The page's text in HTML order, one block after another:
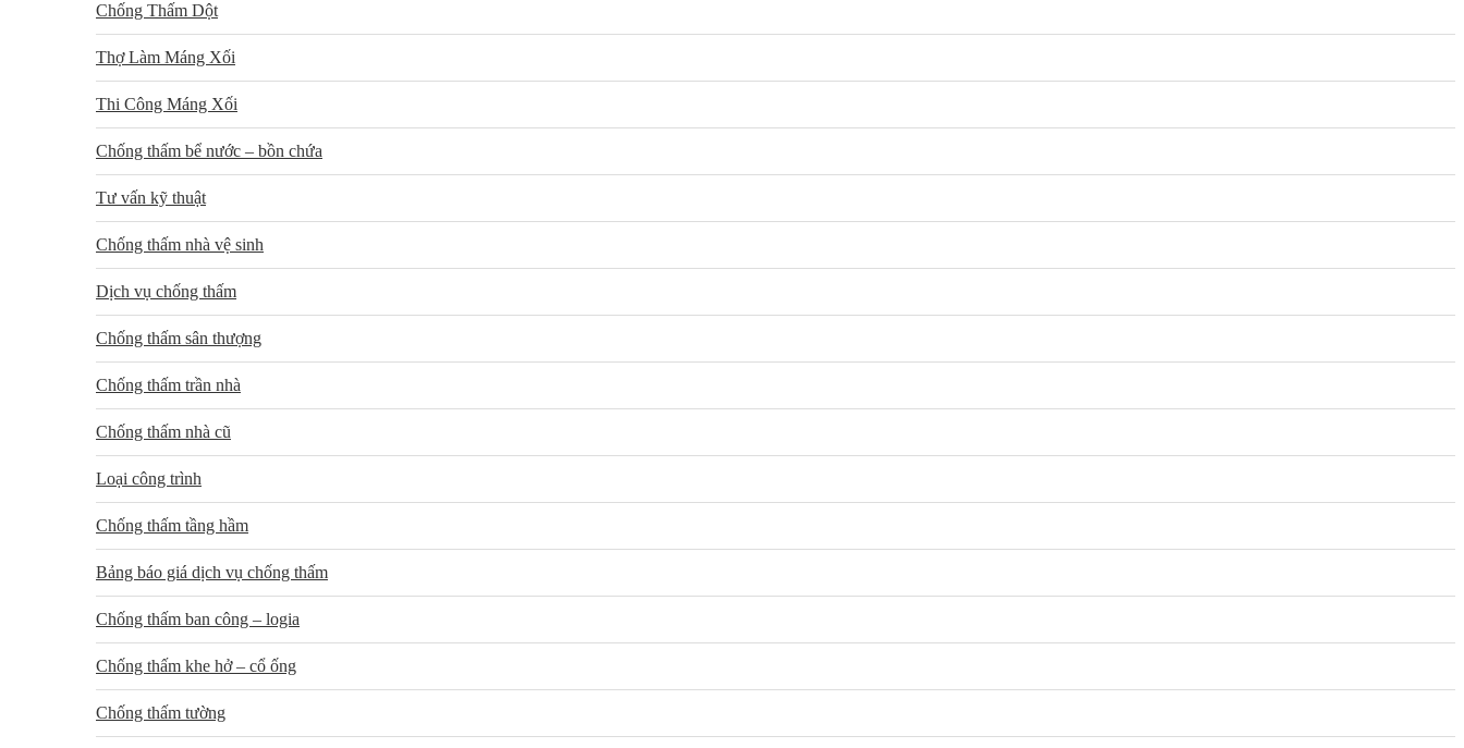
Chống Thấm Dột
Thợ Làm Máng Xối
Thi Công Máng Xối
Chống thấm bể nước – bồn chứa
Tư vấn kỹ thuật
Chống thấm nhà vệ sinh
Dịch vụ chống thấm
Chống thấm sân thượng
Chống thấm trần nhà
Chống thấm nhà cũ
Loại công trình
Chống thấm tầng hầm
Bảng báo giá dịch vụ chống thấm
Chống thấm ban công – logia
Chống thấm khe hở – cổ ống
Chống thấm tường